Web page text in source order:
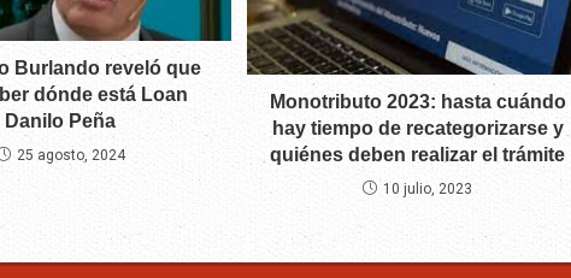
Burlando reveló que
dónde está Loan
Danilo Peña
25 agosto, 2024
Monotributo 2023: hasta cuándo
hay tiempo de recategorizarse y
quiénes deben realizar el trámite
10 julio, 2023